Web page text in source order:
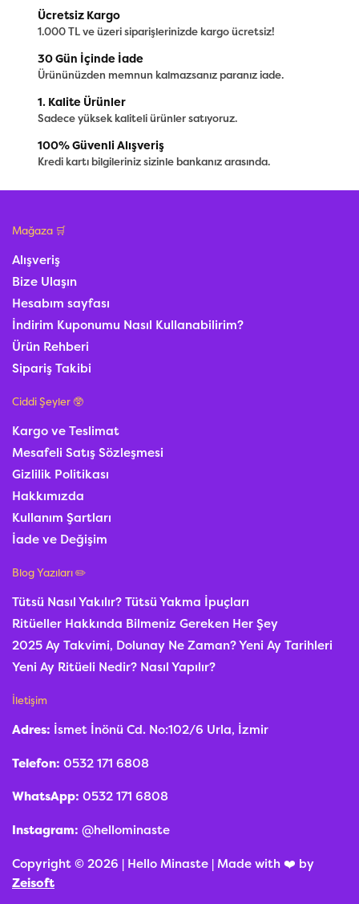
Ücretsiz Kargo
1.000 TL ve üzeri siparişlerinizde kargo ücretsiz!
30 Gün İçinde İade
Ürününüzden memnun kalmazsanız paranız iade.
1. Kalite Ürünler
Sadece yüksek kaliteli ürünler satıyoruz.
100% Güvenli Alışveriş
Kredi kartı bilgileriniz sizinle bankanız arasında.
Mağaza 🛒
Alışveriş
Bize Ulaşın
Hesabım sayfası
İndirim Kuponumu Nasıl Kullanabilirim?
Ürün Rehberi
Sipariş Takibi
Ciddi Şeyler 🥸
Kargo ve Teslimat
Mesafeli Satış Sözleşmesi
Gizlilik Politikası
Hakkımızda
Kullanım Şartları
İade ve Değişim
Blog Yazıları ✏️
Tütsü Nasıl Yakılır? Tütsü Yakma İpuçları
Ritüeller Hakkında Bilmeniz Gereken Her Şey
2025 Ay Takvimi, Dolunay Ne Zaman? Yeni Ay Tarihleri
Yeni Ay Ritüeli Nedir? Nasıl Yapılır?
İletişim
Adres: İsmet İnönü Cd. No:102/6 Urla, İzmir
Telefon: 0532 171 6808
WhatsApp: 0532 171 6808
Instagram: @hellominaste
Copyright © 2026 | Hello Minaste | Made with ❤️ by
Zeisoft